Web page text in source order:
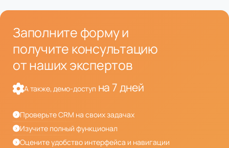
Заполните форму и
получите консультацию
от наших экспертов
А также, демо-доступ на 7 дней
Проверьте CRM на своих задачах
Изучите полный функционал
Оцените удобство интерфейса и навигации